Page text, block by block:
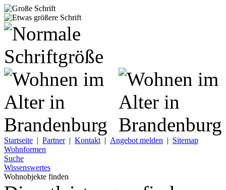
Startseite | Partner| Kontakt | Angebot melden | Sitemap
Wohnformen
Suche
Wissenswertes
Wohnobjekte finden